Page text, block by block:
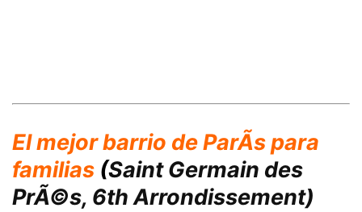
El mejor barrio de ParÃ­s para
familias (Saint Germain des
PrÃ©s, 6th Arrondissement)